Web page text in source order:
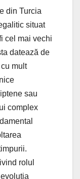
din Turcia
situat
cel mai vechi
datează de
mult
sau
complex
rolul